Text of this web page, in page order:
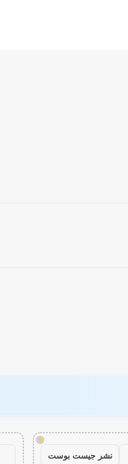
!
نشر جيست بوست